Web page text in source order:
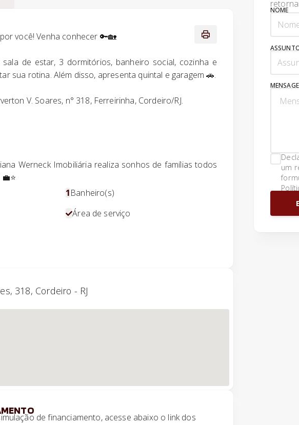
você! Venha conhecer 🔑🏡
de estar, 3 dormitórios, banheiro social, cozinha e
sua rotina. Além disso, apresenta quintal e garagem 🚗.
V. Soares, n° 318, Ferreirinha, Cordeiro/RJ.
Werneck Imobiliária realiza sonhos de famílias todos
1Banheiro(s)
Área de serviço
318, Cordeiro - RJ
de financiamento, acesse abaixo o link dos
NOME
um